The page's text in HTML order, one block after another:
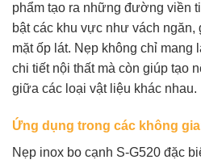
phẩm tạo ra những đường viền
bật các khu vực như vách
mặt ốp lát. Nẹp không chỉ mang
chi tiết nội thất mà còn giúp tạo
giữa các loại vật liệu khác nhau.
Ứng dụng trong các không
Nẹp inox bo cạnh S-G520 đặc